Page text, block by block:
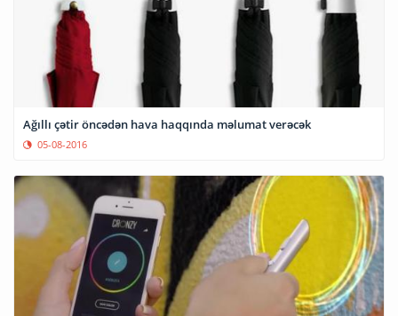
Ağıllı çətir öncədən hava haqqında məlumat verəcək
05-08-2016